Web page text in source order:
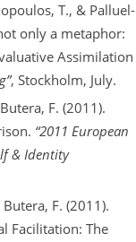
T., & Palluel-
only a metaphor:
Assimilation
, Stockholm, July.
F. (2011).
“2011 European
& Identity
F. (2011).
Facilitation: The